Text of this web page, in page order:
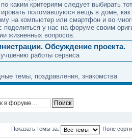
каким критериям следует выбирать
поломавшуюся вещь в доме, как
на компьютер или смартфон и во
у нас на форуме своим
жизненных вопросов.
Обсуждение проекта.
работы сервиса
темы, поздравления, знакомства
Показать темы за: Поле